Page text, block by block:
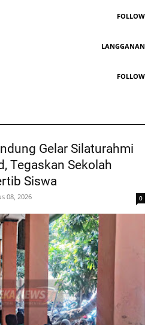
FOLLOW
LANGGANAN
FOLLOW
Gelar Silaturahmi
Tegaskan Sekolah
Siswa
08, 2026 0